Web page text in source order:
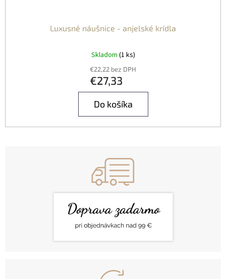
Luxusné náušnice - anjelské krídla
Skladom (1 ks)
€22,22 bez DPH
€27,33
Do košíka